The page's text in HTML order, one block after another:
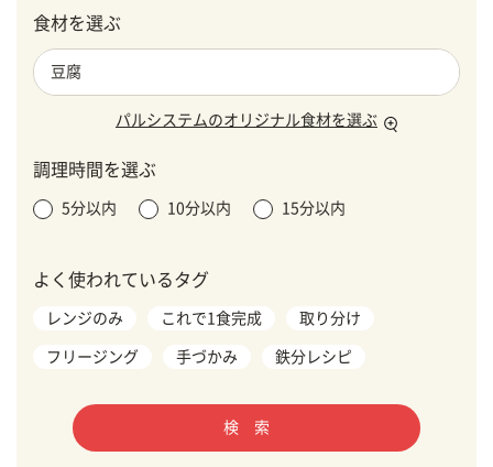
食材を選ぶ
パルシステムのオリジナル食材を選ぶ
調理時間を選ぶ
5分以内 10分以内 15分以内
よく使われているタグ
レンジのみ これで1食完成 取り分け
フリージング 手づかみ 鉄分レシピ
検 索